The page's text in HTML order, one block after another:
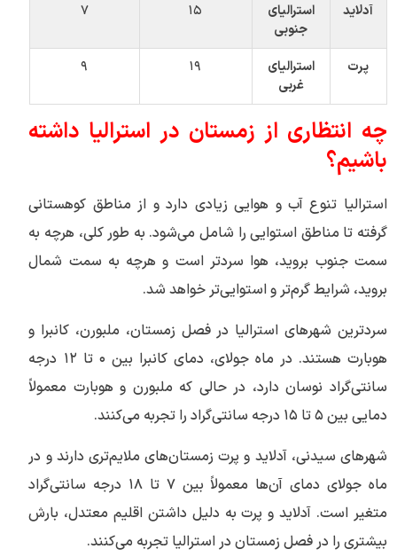
آدلاید
استرالیای
جنوبی
۱۵ ۷
پرت
استرالیای
غربی
۱۹ ۹
چه انتظاری از زمستان در استرالیا داشته
باشیم؟
استرالیا تنوع آب و هوایی زیادی دارد و از مناطق کوهستانی
گرفته تا مناطق استوایی را شامل می‌شود. به طور کلی، هرچه به
سمت جنوب بروید، هوا سردتر است و هرچه به سمت شمال
بروید، شرایط گرم‌تر و استوایی‌تر خواهد شد.
سردترین شهرهای استرالیا در فصل زمستان، ملبورن، کانبرا و
هوبارت هستند. در ماه جولای، دمای کانبرا بین ۰ تا ۱۲ درجه
سانتی‌گراد نوسان دارد، در حالی که ملبورن و هوبارت معمولاً
دمایی بین ۵ تا ۱۵ درجه سانتی‌گراد را تجربه می‌کنند.
شهرهای سیدنی، آدلاید و پرت زمستان‌های ملایم‌تری دارند و در
ماه جولای دمای آن‌ها معمولاً بین ۷ تا ۱۸ درجه سانتی‌گراد
متغیر است. آدلاید و پرت به دلیل داشتن اقلیم معتدل، بارش
بیشتری را در فصل زمستان در استرالیا تجربه می‌کنند.